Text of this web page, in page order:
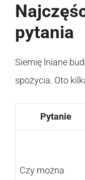
pytania
Siemię lniane
spożycia. Oto
Pytanie
Czy można